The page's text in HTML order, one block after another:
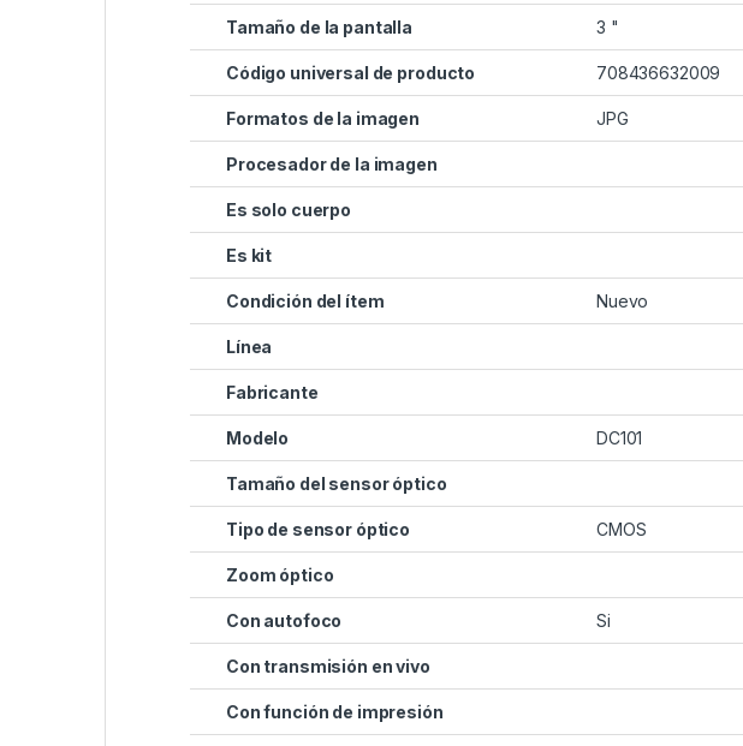
Tamaño de la pantalla 3 "
Código universal de producto 708436632009
Formatos de la imagen JPG
Procesador de la imagen
Es solo cuerpo
Es kit
Condición del ítem Nuevo
Línea
Fabricante
Modelo DC101
Tamaño del sensor óptico
Tipo de sensor óptico CMOS
Zoom óptico
Con autofoco Si
Con transmisión en vivo
Con función de impresión